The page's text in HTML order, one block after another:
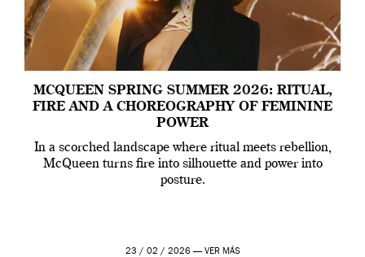
MCQUEEN SPRING SUMMER 2026: RITUAL,
FIRE AND A CHOREOGRAPHY OF FEMININE
POWER
In a scorched landscape where ritual meets rebellion,
McQueen turns fire into silhouette and power into
posture.
23 / 02 / 2026 — VER MÁS